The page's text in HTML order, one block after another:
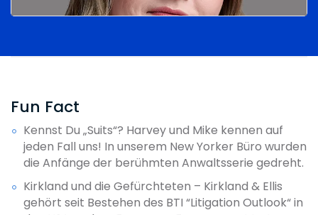
Fun Fact
Kennst Du „Suits“? Harvey und Mike kennen auf
jeden Fall uns! In unserem New Yorker Büro wurden
die Anfänge der berühmten Anwaltsserie gedreht.
Kirkland und die Gefürchteten – Kirkland & Ellis
gehört seit Bestehen des BTI “Litigation Outlook“ in